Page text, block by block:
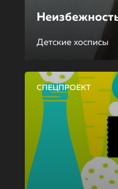
Детские хосписы
СПЕЦПРОЕКТ